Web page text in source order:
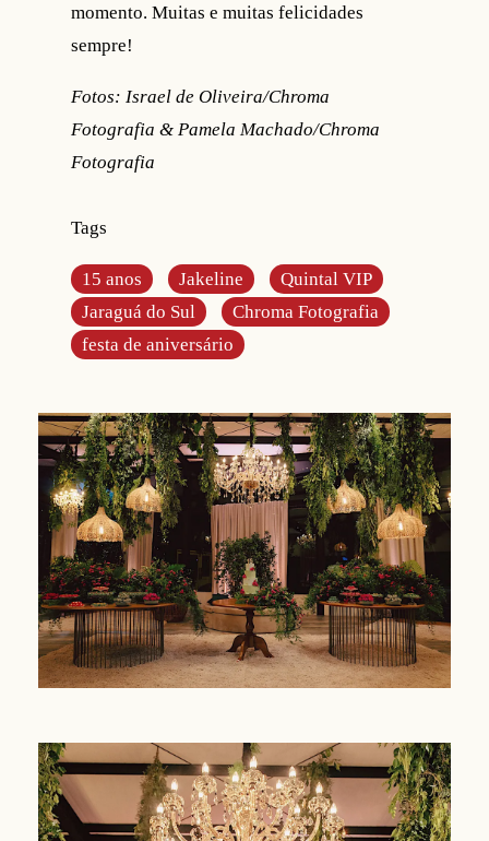
momento. Muitas e muitas felicidades
sempre!
Fotos: Israel de Oliveira/Chroma
Fotografia & Pamela Machado/Chroma
Fotografia
Tags
15 anos Jakeline
Quintal VIP
Jaraguá do Sul
Chroma Fotografia
festa de aniversário